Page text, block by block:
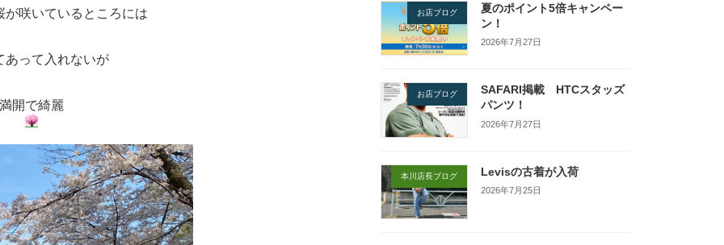
が咲いているところには
あって入れないが
開で綺麗
お店ブログ
夏のポイント5倍キャンペー
ン！
2026年7月27日
お店ブログ
SAFARI掲載 HTCスタッズ
パンツ！
2026年7月27日
本川店長ブログ Levisの古着が入荷
2026年7月25日